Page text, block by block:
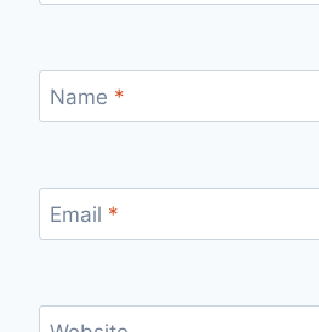
Name *
Email *